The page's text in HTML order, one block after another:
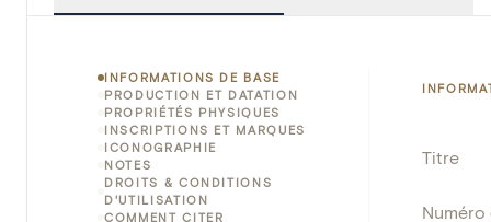
INFORMATIONS DE BASE
PRODUCTION ET DATATION
PROPRIÉTÉS PHYSIQUES
INSCRIPTIONS ET MARQUES
ICONOGRAPHIE
NOTES
DROITS & CONDITIONS
D'UTILISATION
COMMENT CITER
Titre